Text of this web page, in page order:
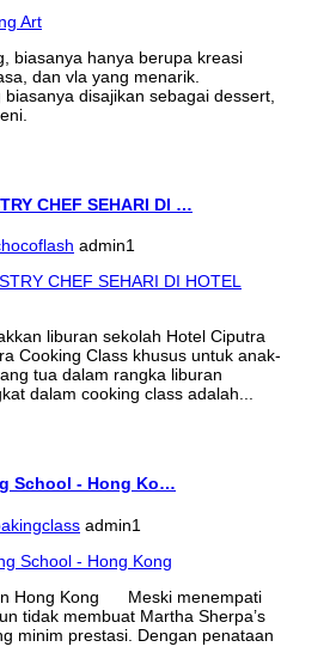
hanya berupa kreasi
dan vla yang menarik.
disajikan sebagai dessert,
CHEF SEHARI DI …
admin1
liburan sekolah Hotel Ciputra
Cooking Class khusus untuk anak-
tua dalam rangka liburan
dalam cooking class adalah...
School - Hong Ko…
admin1
in Hong Kong Meski menempati
tidak membuat Martha Sherpa’s
minim prestasi. Dengan penataan